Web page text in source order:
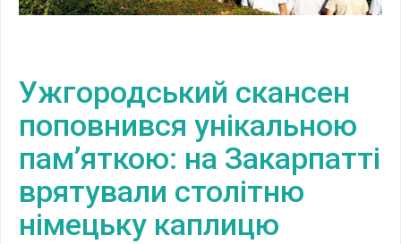
Ужгородський скансен
поповнився унікальною
пам’яткою: на Закарпатті
врятували столітню
німецьку каплицю